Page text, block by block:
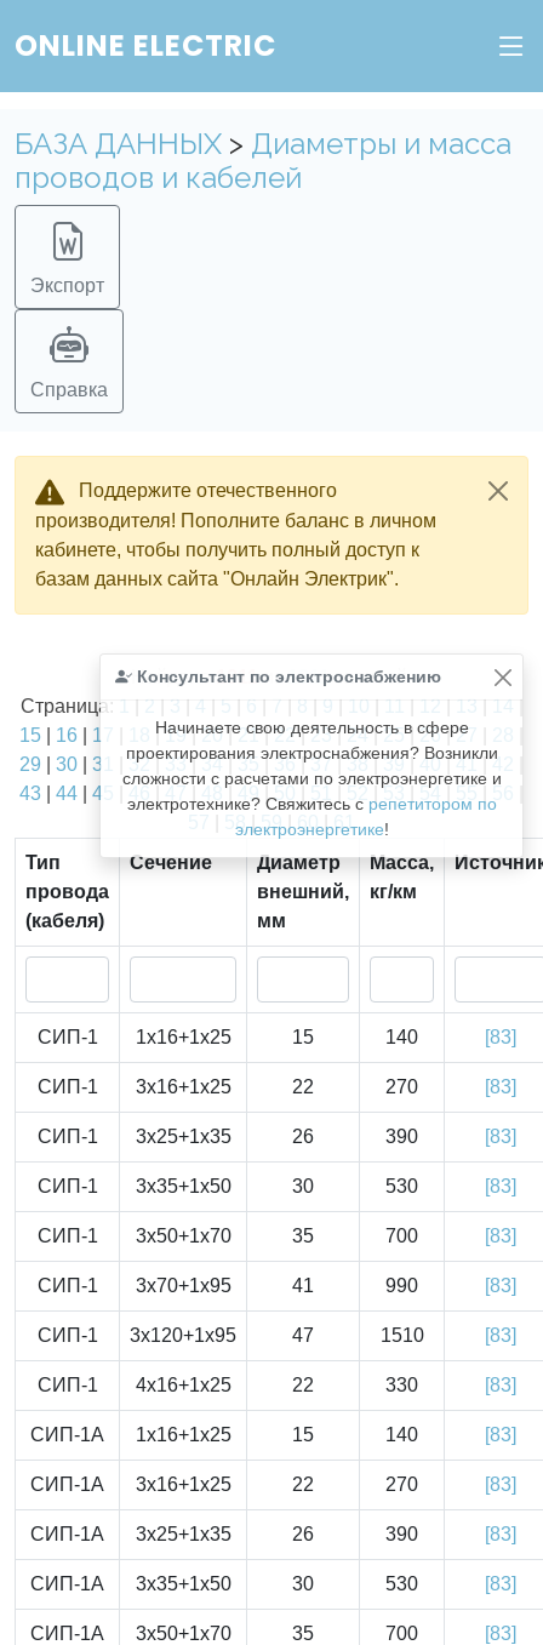
ONLINE ELECTRIC
БАЗА ДАННЫХ > Диаметры и масса
проводов и кабелей
Экспорт
Справка
Поддержите отечественного
производителя! Пополните баланс в личном
кабинете, чтобы получить полный доступ к
базам данных сайта "Онлайн Электрик".
Консультант по электроснабжению
Начинаете свою деятельность в сфере
проектирования электроснабжения? Возникли
сложности с расчетами по электроэнергетике и
электротехнике? Свяжитесь с репетитором по
электроэнергетике!
Найдено1811из1811записей.
Страница: 1 | 2 | 3 | 4 | 5 | 6 | 7 | 8 | 9 | 10 | 11 | 12 | 13 | 14 |
15
16 17 |19|20|21|22|23|24|25 |26|27
29
30 31 |32|33|34|35 |36|37|38|39| 40|41|42
43
44 45 | 49 |50 |53 54
58|59|60|61
Тип
провода
(кабеля)
Сечение
Диаметр
внешний,
мм
Масса,
кг/км
СИП-1 1x16+1x25 15 140 [83]
СИП-1 3x16+1x25 22 270 [83]
СИП-1 3x25+1x35 26 390 [83]
СИП-1 3x35+1x50 30 530 [83]
СИП-1 3x50+1x70 35 700 [83]
СИП-1 3x70+1x95 41 990 [83]
СИП-1 3x120+1x95 47 1510 [83]
СИП-1 4x16+1x25 22 330 [83]
СИП-1А 1x16+1x25 15 140 [83]
СИП-1А 3x16+1x25 22 270 [83]
СИП-1А 3x25+1x35 26 390 [83]
СИП-1А 3x35+1x50 30 530 [83]
СИП-1А 3x50+1x70 35 700 [83]